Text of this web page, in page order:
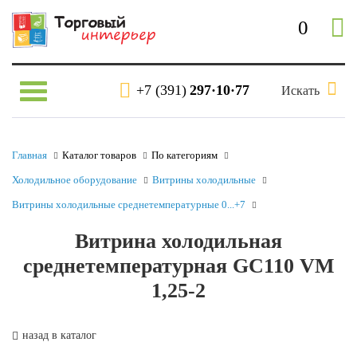
0
+7 (391) 297·10·77 Искать
Главная Каталог товаров По категориям
Холодильное оборудование Витрины холодильные
Витрины холодильные среднетемпературные 0...+7
Витрина холодильная
среднетемпературная GC110 VM
1,25-2
назад в каталог